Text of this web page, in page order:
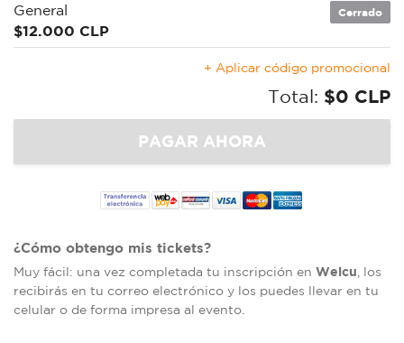
General
$12.000 CLP
Cerrado
+ Aplicar código promocional
Total: $0 CLP
¿Cómo obtengo mis tickets?
Muy fácil: una vez completada tu inscripción en Welcu , los
recibirás en tu correo electrónico y los puedes llevar en tu
celular o de forma impresa al evento.